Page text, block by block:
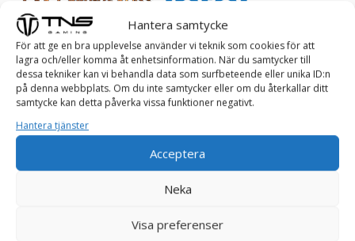
Hantera samtycke
För att ge en bra upplevelse använder vi teknik som cookies för att
lagra och/eller komma åt enhetsinformation. När du samtycker till
dessa tekniker kan vi behandla data som surfbeteende eller unika ID:n
på denna webbplats. Om du inte samtycker eller om du återkallar ditt
samtycke kan detta påverka vissa funktioner negativt.
Hantera tjänster
Acceptera
Neka
Visa preferenser
TNS ALLOY SPELDATOR
Ta kontroll över spelet: Upplev estetik och
skönhet med vår TNS ALLOY Speldator!
TNS ALLOY speldator klarar av lättare spel och är en
utmärkt instegsnivå för spelentusiaster och de som vill
utforska den spännande världen av datorspel utan att
datorer är vanligtvis utformade för att hantera mindre